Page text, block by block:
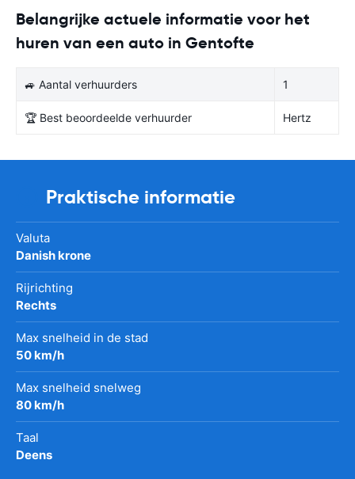
Belangrijke actuele informatie voor het
huren van een auto in Gentofte
🚙 Aantal verhuurders 1
🏆 Best beoordeelde verhuurder Hertz
Praktische informatie
Valuta
Danish krone
Rijrichting
Rechts
Max snelheid in de stad
50 km/h
Max snelheid snelweg
80 km/h
Taal
Deens